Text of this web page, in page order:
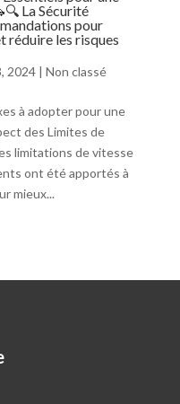
La Sécurité
pour
réduire les risques
2024| Non classé
à adopter pour une
des Limites de
limitations de vitesse
ont été apportés à
mieux...